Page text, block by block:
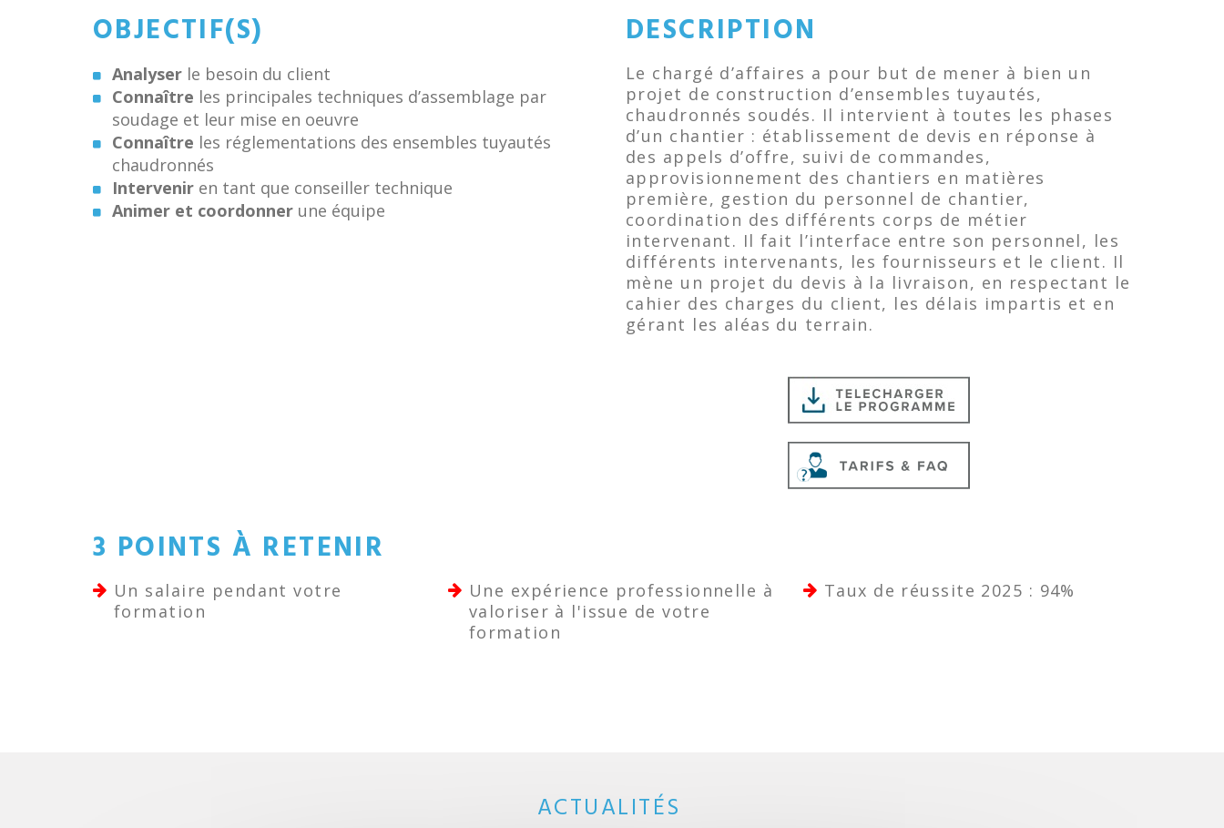
OBJECTIF(S)
Analyser le besoin du client
Connaître les principales techniques d’assemblage par
soudage et leur mise en oeuvre
Connaître les réglementations des ensembles tuyautés
chaudronnés
Intervenir en tant que conseiller technique
Animer et coordonner une équipe
DESCRIPTION
Le chargé d’affaires a pour but de mener à bien un
projet de construction d’ensembles tuyautés,
chaudronnés soudés. Il intervient à toutes les phases
d’un chantier : établissement de devis en réponse à
des appels d’offre, suivi de commandes,
approvisionnement des chantiers en matières
première, gestion du personnel de chantier,
coordination des différents corps de métier
intervenant. Il fait l’interface entre son personnel, les
différents intervenants, les fournisseurs et le client. Il
mène un projet du devis à la livraison, en respectant le
cahier des charges du client, les délais impartis et en
gérant les aléas du terrain.
3 POINTS À RETENIR
Un salaire pendant votre
formation
Une expérience professionnelle à
valoriser à l'issue de votre
formation
Taux de réussite 2025 : 94%
ACTUALITÉS